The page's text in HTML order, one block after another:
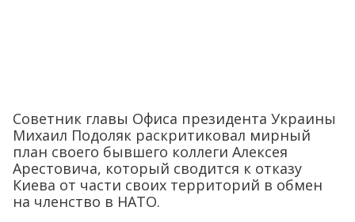
Советник главы Офиса президента Украины
Михаил Подоляк раскритиковал мирный
план своего бывшего коллеги Алексея
Арестовича, который сводится к отказу
Киева от части своих территорий в обмен
на членство в НАТО.